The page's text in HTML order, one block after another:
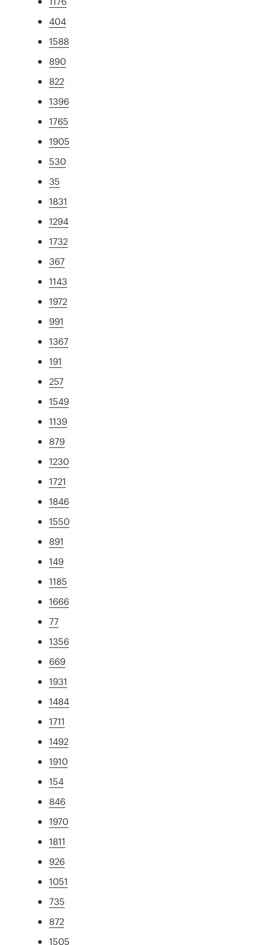
404
1588
890
822
1396
1765
1905
530
35
1831
1294
1732
367
1143
1972
991
1367
191
257
1549
1139
879
1230
1721
1846
1550
891
149
1185
1666
77
1356
669
1931
1484
1711
1492
1910
154
846
1970
1811
926
1051
735
872
1505